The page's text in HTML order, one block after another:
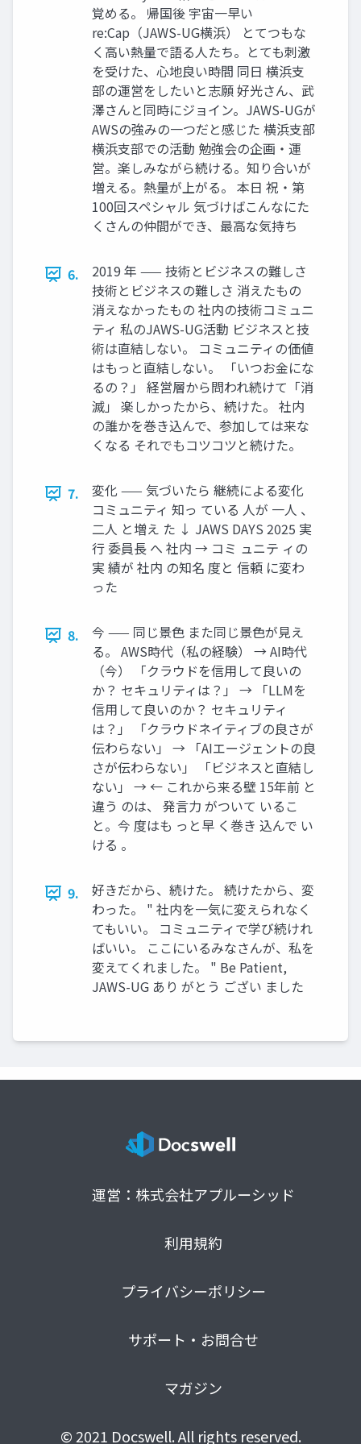
覚める。 帰国後 宇宙一早い
re:Cap（JAWS-UG横浜） とてつもな
く高い熱量で語る人たち。とても刺激
を受けた、心地良い時間 同日 横浜支
部の運営をしたいと志願 好光さん、武
澤さんと同時にジョイン。JAWS-UGが
AWSの強みの一つだと感じた 横浜支部
横浜支部での活動 勉強会の企画・運
営。楽しみながら続ける。知り合いが
増える。熱量が上がる。 本日 祝・第
100回スペシャル 気づけばこんなにた
くさんの仲間ができ、最高な気持ち
6.
2019 年 —— 技術とビジネスの難しさ
技術とビジネスの難しさ 消えたもの
消えなかったもの 社内の技術コミュニ
ティ 私のJAWS-UG活動 ビジネスと技
術は直結しない。 コミュニティの価値
はもっと直結しない。 「いつお金にな
るの？」 経営層から問われ続けて「消
滅」 楽しかったから、続けた。 社内
の誰かを巻き込んで、参加しては来な
くなる それでもコツコツと続けた。
7.
変化 —— 気づいたら 継続による変化
コミュニティ 知っ ている 人が 一人 、
二人 と増え た ↓ JAWS DAYS 2025 実
行 委員長 へ 社内 → コミ ュニテ ィの
実 績が 社内 の知名 度と 信頼 に変わ
った
8.
今 —— 同じ景色 また同じ景色が見え
る。 AWS時代（私の経験） → AI時代
（今） 「クラウドを信用して良いの
か？ セキュリティは？」 → 「LLMを
信用して良いのか？ セキュリティ
は？」 「クラウドネイティブの良さが
伝わらない」 → 「AIエージェントの良
さが伝わらない」 「ビジネスと直結し
ない」 → ← これから来る壁 15年前 と
違う のは、 発言力 がついて いるこ
と。今 度はも っと早 く巻き 込んで い
ける 。
9.
好きだから、続けた。 続けたから、変
わった。 " 社内を一気に変えられなく
てもいい。 コミュニティで学び続けれ
ばいい。 ここにいるみなさんが、私を
変えてくれました。 " Be Patient,
JAWS-UG あり がとう ござい ました
運営：株式会社アプルーシッド
利用規約
プライバシーポリシー
サポート・お問合せ
マガジン
© 2021 Docswell. All rights reserved.